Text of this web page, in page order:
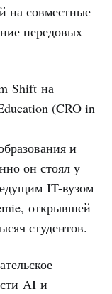
на совместные
передовых
Shift на
(CRO in
и
он стоял у
IT-вузом
открывшей
студентов.
AI и